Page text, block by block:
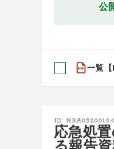
公
一覧【
ID:
応急処
る報告